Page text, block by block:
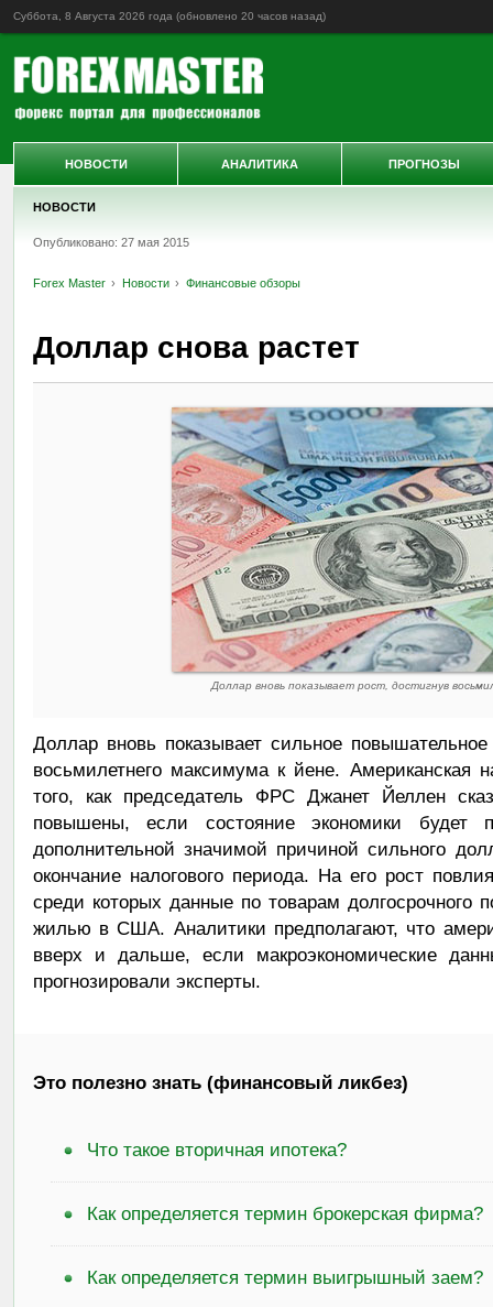
Суббота, 8 Августа 2026 года (обновлено 20 часов назад)
НОВОСТИ
Опубликовано: 27 мая 2015
Forex Master Новости Финансовые обзоры
Доллар снова растет
Доллар вновь показывает рост, достигнув
Доллар вновь показывает сильное
восьмилетнего максимума к йене. Американская
того, как председатель ФРС Джанет Йеллен
повышены, если состояние экономики будет
дополнительной значимой причиной сильного
окончание налогового периода. На его рост
среди которых данные по товарам долгосрочного
жилью в США. Аналитики предполагают, что
вверх и дальше, если макроэкономические
прогнозировали эксперты.
Это полезно знать (финансовый ликбез)
Что такое вторичная ипотека?
Как определяется термин брокерская фирма?
Как определяется термин выигрышный заем?
НОВОСТИ АНАЛИТИКА ПРОГНОЗЫ